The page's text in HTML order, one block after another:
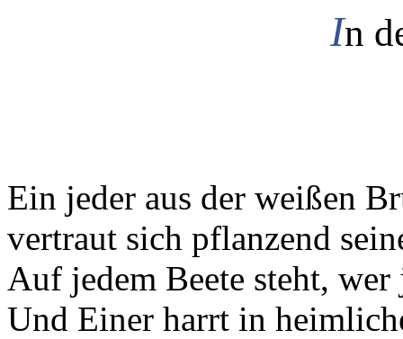
In
Ein jeder aus der weißen
vertraut sich pflanzend
Auf jedem Beete steht, wer
Und Einer harrt in